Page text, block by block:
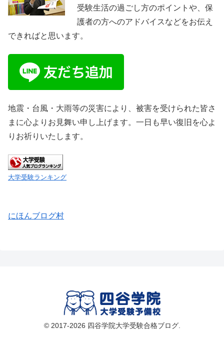
受験生活の過ごし方のポイントや、保
護者の方へのアドバイスなどをお伝え
できればと思います。
地震・台風・大雨等の災害により、被害を受けられた皆さ
まに心よりお見舞い申し上げます。一日も早い復旧を心よ
りお祈りいたします。
大学受験ランキング
にほんブログ村
© 2017-2026 四谷学院大学受験合格ブログ.